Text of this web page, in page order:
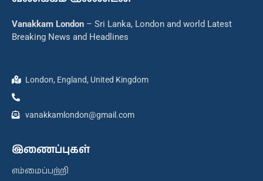
Vanakkam London – Sri Lanka, London and world Latest
Breaking News and Headlines
London, England, United Kingdom
vanakkamlondon@gmail.com
இணைப்புகள்
எம்மைப்பற்றி